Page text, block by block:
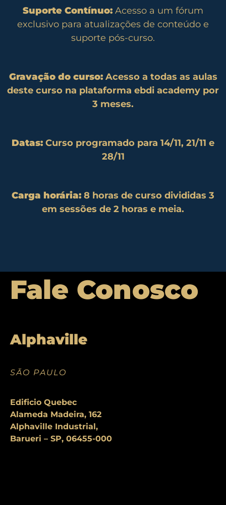
Suporte Contínuo: Acesso a um fórum
exclusivo para atualizações de conteúdo e
suporte pós-curso.
Gravação do curso:Acesso a todas as aulas
deste curso na plataforma ebdi academy por
3 meses.
Datas: Curso programado para 14/11, 21/11 e
28/11
Carga horária: 8 horas de curso divididas 3
em sessões de 2 horas e meia.
Fale Conosco
Alphaville
SÃO PAULO
Edificio Quebec
Alameda Madeira, 162
Alphaville Industrial,
Barueri – SP, 06455-000